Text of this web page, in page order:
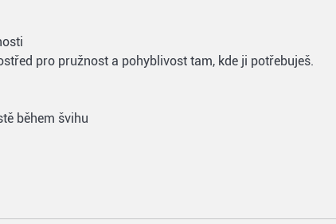
pro pružnost a pohyblivost tam, kde ji potřebuješ.
během švihu